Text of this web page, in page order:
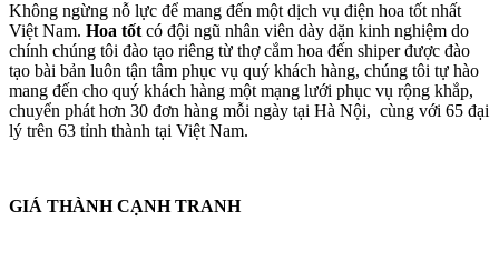
Không ngừng nỗ lực để mang đến một dịch vụ điện hoa tốt nhất
Việt Nam. Hoa tốt có đội ngũ nhân viên dày dặn kinh nghiệm do
chính chúng tôi đào tạo riêng từ thợ cắm hoa đến shiper được đào
tạo bài bản luôn tận tâm phục vụ quý khách hàng, chúng tôi tự hào
mang đến cho quý khách hàng một mạng lưới phục vụ rộng khắp,
chuyển phát hơn 30 đơn hàng mỗi ngày tại Hà Nội, cùng với 65 đại
lý trên 63 tỉnh thành tại Việt Nam.
GIÁ THÀNH CẠNH TRANH